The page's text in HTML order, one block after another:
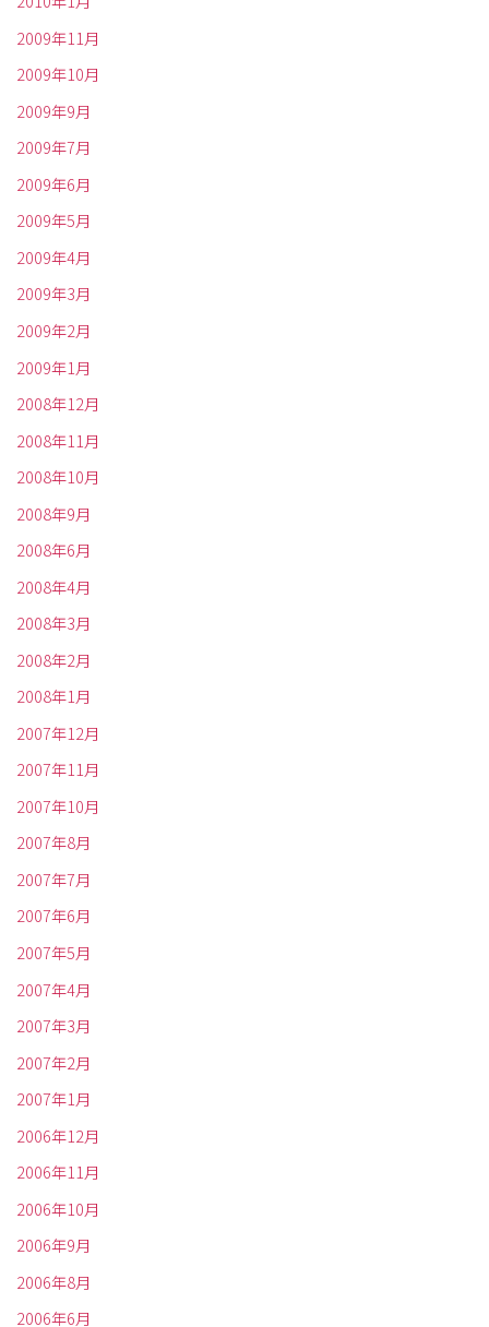
2009年11月
2009年10月
2009年9月
2009年7月
2009年6月
2009年5月
2009年4月
2009年3月
2009年2月
2009年1月
2008年12月
2008年11月
2008年10月
2008年9月
2008年6月
2008年4月
2008年3月
2008年2月
2008年1月
2007年12月
2007年11月
2007年10月
2007年8月
2007年7月
2007年6月
2007年5月
2007年4月
2007年3月
2007年2月
2007年1月
2006年12月
2006年11月
2006年10月
2006年9月
2006年8月
2006年6月